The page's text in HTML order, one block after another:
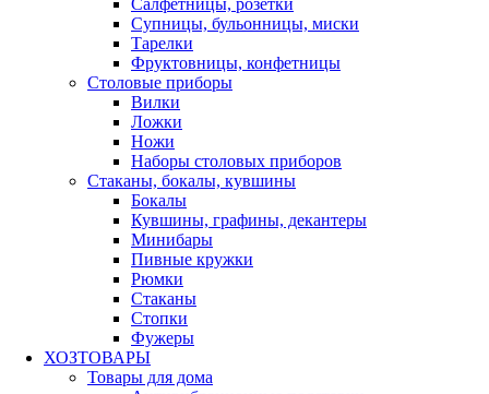
Салфетницы, розетки
Супницы, бульонницы, миски
Тарелки
Фруктовницы, конфетницы
Столовые приборы
Вилки
Ложки
Ножи
Наборы столовых приборов
Стаканы, бокалы, кувшины
Бокалы
Кувшины, графины, декантеры
Минибары
Пивные кружки
Рюмки
Стаканы
Стопки
Фужеры
ХОЗТОВАРЫ
Товары для дома